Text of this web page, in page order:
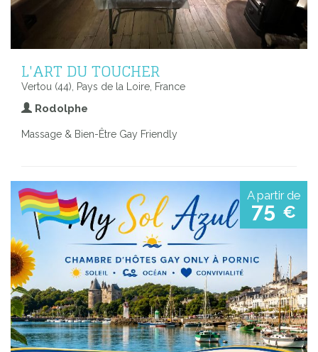
L'ART DU TOUCHER
Vertou (44), Pays de la Loire, France
Rodolphe
Massage & Bien-Être Gay Friendly
A partir de
75 €